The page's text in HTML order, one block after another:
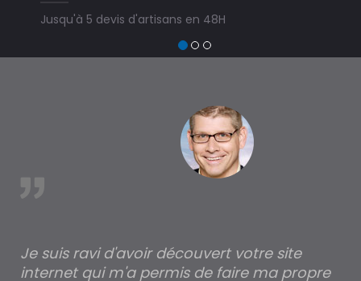
Jusqu'à 5 devis d'artisans en 48H
Je suis ravi d'avoir découvert votre site
internet qui m'a permis de faire ma propre